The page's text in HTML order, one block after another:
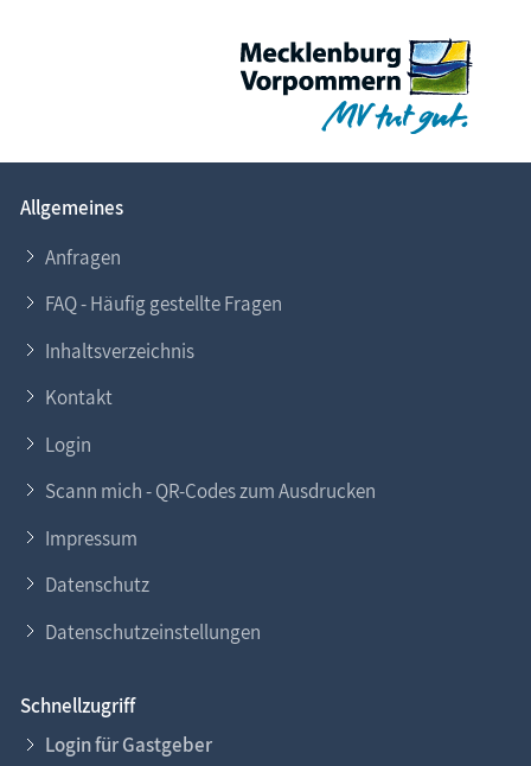
Allgemeines
Anfragen
FAQ - Häufig gestellte Fragen
Inhaltsverzeichnis
Kontakt
Login
Scann mich - QR-Codes zum Ausdrucken
Impressum
Datenschutz
Datenschutzeinstellungen
Schnellzugriff
Login für Gastgeber